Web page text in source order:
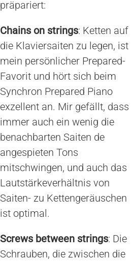
präpariert:
Chains on strings: Ketten auf
die Klaviersaiten zu legen, ist
mein persönlicher Prepared-
Favorit und hört sich beim
Synchron Prepared Piano
exzellent an. Mir gefällt, dass
immer auch ein wenig die
benachbarten Saiten de
angespieten Tons
mitschwingen, und auch das
Lautstärkeverhältnis von
Saiten- zu Kettengeräuschen
ist optimal.
Screws between strings: Die
Schrauben, die zwischen die